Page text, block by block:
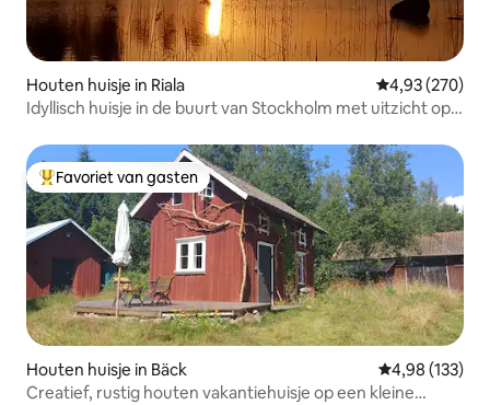
Houten huisje in Riala Gemiddelde
4,93 (270)
Idyllisch huisje in de buurt van Stockholm met uitzicht op
Topfavoriet van gasten
Favoriet van gasten
Houten huisje in Bäck Gemiddelde
4,98 (133)
Creatief, rustig houten vakantiehuisje op een kleine